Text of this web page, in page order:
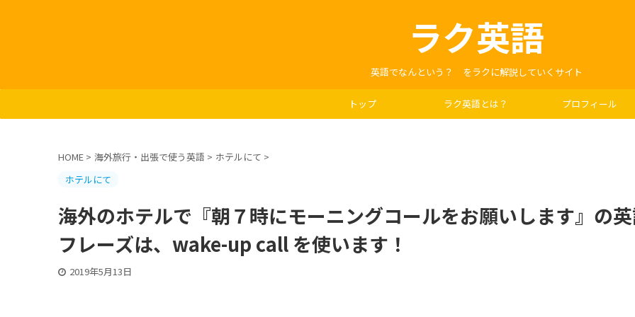
ラク英語
英語でなんという？ をラクに解説していくサイト
トップ ラク英語とは？ プロフィール
HOME > 海外旅行・出張で使う英語 > ホテルにて >
ホテルにて
海外のホテルで『朝７時にモーニングコールをお願いします』の
フレーズは、wake-up call を使います！
2019年5月13日